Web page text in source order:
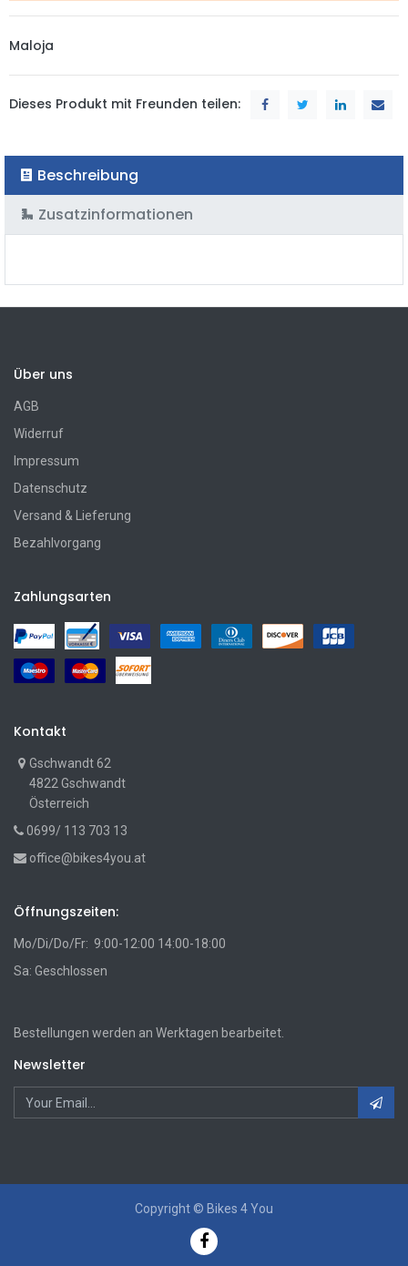
Maloja
Dieses Produkt mit Freunden teilen:
Beschreibung
Zusatzinformationen
Über uns
AGB
Widerruf
Impressum
Datenschutz
Versand & Lieferung
Bezahlvorgang
Zahlungsarten
Kontakt
Gschwandt 62
4822 Gschwandt
Österreich
0699/ 113 703 13
office@bikes4you.at
Öffnungszeiten:
Mo/Di/Do/Fr: 9:00-12:00 14:00-18:00
Sa: Geschlossen
Bestellungen werden an Werktagen bearbeitet.
Newsletter
Copyright © Bikes 4 You